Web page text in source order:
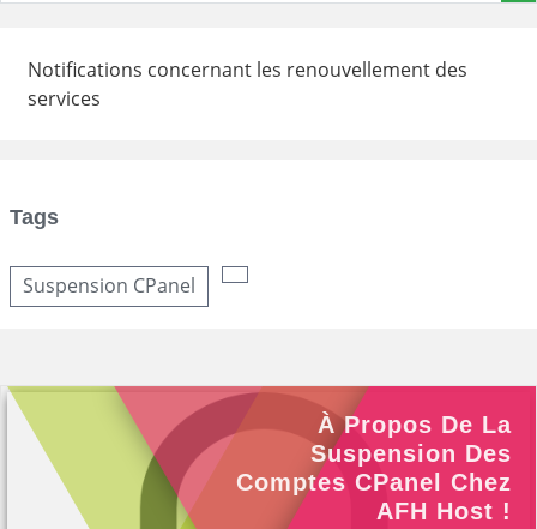
Notifications concernant les renouvellement des
services
Tags
Suspension CPanel
À Propos De La
Suspension Des
Comptes CPanel Chez
AFH Host !